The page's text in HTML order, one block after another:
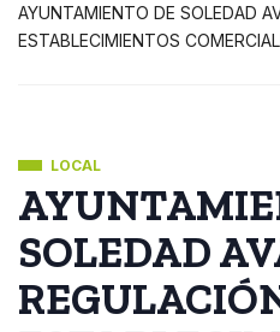
AYUNTAMIENTO DE SOLEDAD
ESTABLECIMIENTOS
LOCAL
SOLEDAD